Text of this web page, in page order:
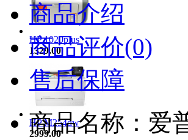
HP 1020plus
1329.00
HP M254dw
2999.00
商品介绍
商品评价(0)
售后保障
商品名称：爱